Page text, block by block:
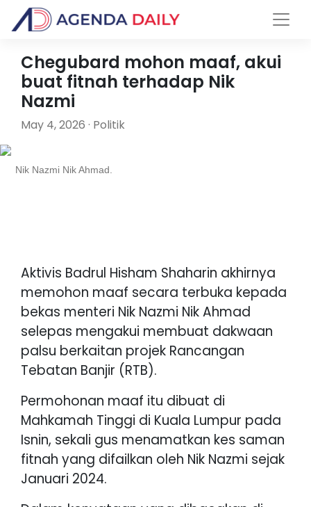
Chegubard mohon maaf, akui
buat fitnah terhadap Nik
Nazmi
May 4, 2026 · Politik
Nik Nazmi Nik Ahmad.
Aktivis Badrul Hisham Shaharin akhirnya
memohon maaf secara terbuka kepada
bekas menteri Nik Nazmi Nik Ahmad
selepas mengakui membuat dakwaan
palsu berkaitan projek Rancangan
Tebatan Banjir (RTB).
Permohonan maaf itu dibuat di
Mahkamah Tinggi di Kuala Lumpur pada
Isnin, sekali gus menamatkan kes saman
fitnah yang difailkan oleh Nik Nazmi sejak
Januari 2024.